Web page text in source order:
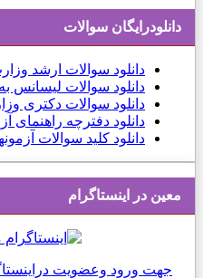
دانلودرایگان سوالات
دانلود سوالات ارشد
دانلود سوالات لیسانس
دانلود سوالات دکتری
دانلود دفترچه راهنمای
دانلود کلید سوالات
معین در اینستاگرام
جهت ورود وعضویت